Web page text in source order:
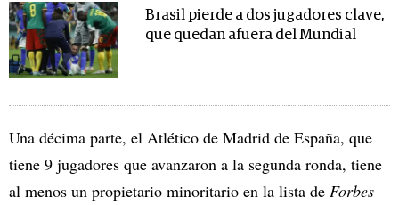
Brasil pierde a dos jugadores clave,
que quedan afuera del Mundial
Una décima parte, el Atlético de Madrid de España, que
tiene 9 jugadores que avanzaron a la segunda ronda, tiene
al menos un propietario minoritario en la lista de Forbes